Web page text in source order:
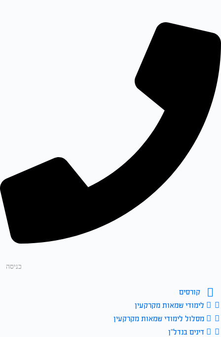
כניסה
קורסים
לימודי שמאות מקרקעין
מסלול לימודי שמאות מקרקעין
דינים בנדל”ן